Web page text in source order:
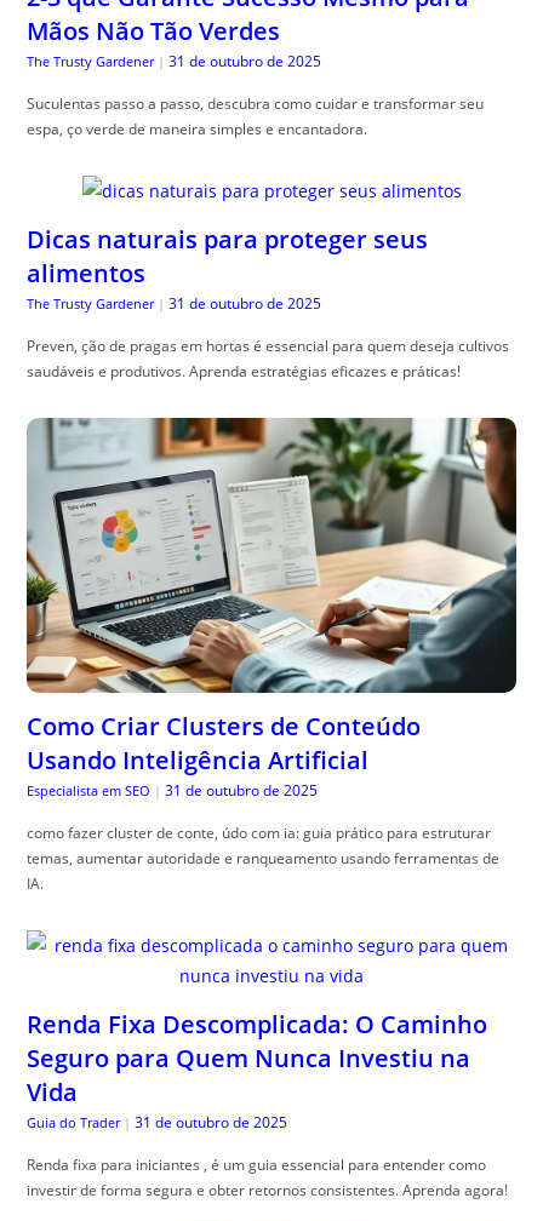
Mãos Não Tão Verdes
The Trusty Gardener | 31 de outubro de 2025
Suculentas passo a passo, descubra como cuidar e transformar seu
espa, ço verde de maneira simples e encantadora.
Dicas naturais para proteger seus
alimentos
The Trusty Gardener | 31 de outubro de 2025
Preven, ção de pragas em hortas é essencial para quem deseja cultivos
saudáveis e produtivos. Aprenda estratégias eficazes e práticas!
Como Criar Clusters de Conteúdo
Usando Inteligência Artificial
Especialista em SEO | 31 de outubro de 2025
como fazer cluster de conte, údo com ia: guia prático para estruturar
temas, aumentar autoridade e ranqueamento usando ferramentas de
IA.
Renda Fixa Descomplicada: O Caminho
Seguro para Quem Nunca Investiu na
Vida
Guia do Trader | 31 de outubro de 2025
Renda fixa para iniciantes , é um guia essencial para entender como
investir de forma segura e obter retornos consistentes. Aprenda agora!